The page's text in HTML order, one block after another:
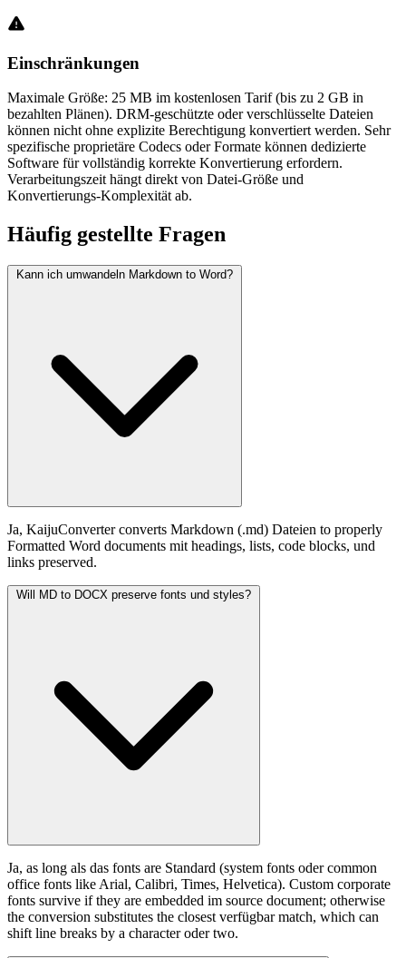
Einschränkungen
Maximale Größe: 25 MB im kostenlosen Tarif (bis zu 2 GB in
bezahlten Plänen). DRM-geschützte oder verschlüsselte Dateien
können nicht ohne explizite Berechtigung konvertiert werden. Sehr
spezifische proprietäre Codecs oder Formate können dedizierte
Software für vollständig korrekte Konvertierung erfordern.
Verarbeitungszeit hängt direkt von Datei-Größe und
Konvertierungs-Komplexität ab.
Häufig gestellte Fragen
Kann ich umwandeln Markdown to Word?
Ja, KaijuConverter converts Markdown (.md) Dateien to properly
Formatted Word documents mit headings, lists, code blocks, und
links preserved.
Will MD to DOCX preserve fonts und styles?
Ja, as long als das fonts are Standard (system fonts oder common
office fonts like Arial, Calibri, Times, Helvetica). Custom corporate
fonts survive if they are embedded im source document; otherwise
the conversion substitutes the closest verfügbar match, which can
shift line breaks by a character oder two.